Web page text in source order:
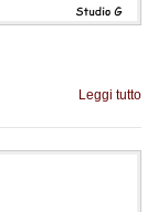
Leggi tutto